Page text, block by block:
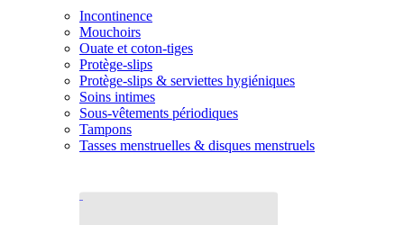
Incontinence
Mouchoirs
Ouate et coton-tiges
Protège-slips
Protège-slips & serviettes hygiéniques
Soins intimes
Sous-vêtements périodiques
Tampons
Tasses menstruelles & disques menstruels